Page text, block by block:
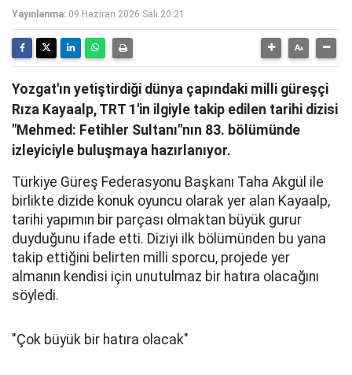
Yayınlanma: 09 Haziran 2026 Salı 20:21
Yozgat'ın yetiştirdiği dünya çapındaki milli güreşçi
Rıza Kayaalp, TRT 1'in ilgiyle takip edilen tarihi dizisi
"Mehmed: Fetihler Sultanı"nın 83. bölümünde
izleyiciyle buluşmaya hazırlanıyor.
Türkiye Güreş Federasyonu Başkanı Taha Akgül ile
birlikte dizide konuk oyuncu olarak yer alan Kayaalp,
tarihi yapımın bir parçası olmaktan büyük gurur
duyduğunu ifade etti. Diziyi ilk bölümünden bu yana
takip ettiğini belirten milli sporcu, projede yer
almanın kendisi için unutulmaz bir hatıra olacağını
söyledi.
"Çok büyük bir hatıra olacak"